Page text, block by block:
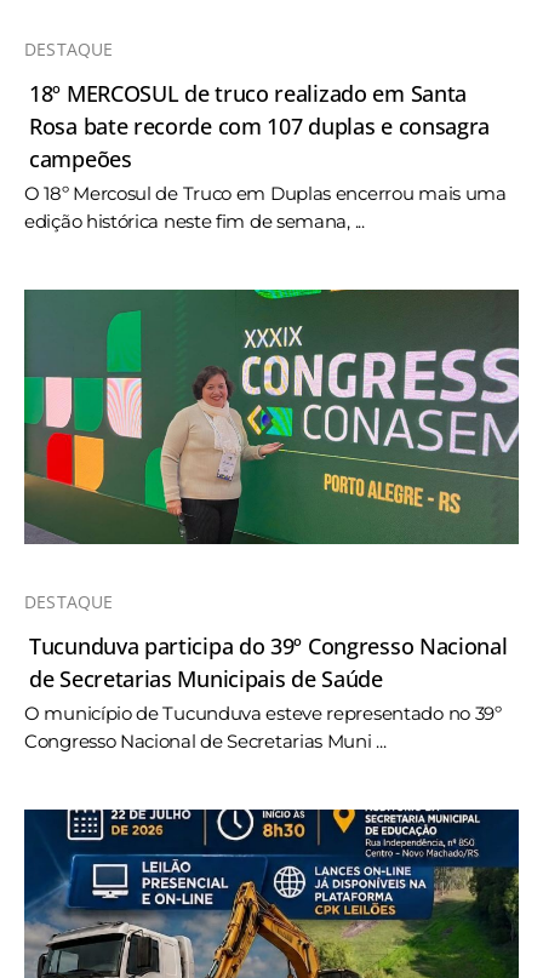
DESTAQUE
18º MERCOSUL de truco realizado em Santa
Rosa bate recorde com 107 duplas e consagra
campeões
O 18º Mercosul de Truco em Duplas encerrou mais uma
edição histórica neste fim de semana, ...
DESTAQUE
Tucunduva participa do 39º Congresso Nacional
de Secretarias Municipais de Saúde
O município de Tucunduva esteve representado no 39º
Congresso Nacional de Secretarias Muni ...